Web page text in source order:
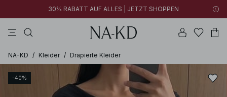
30% RABATT AUF ALLES | JETZT SHOPPEN
NA-KD / Kleider / Drapierte Kleider
-40%